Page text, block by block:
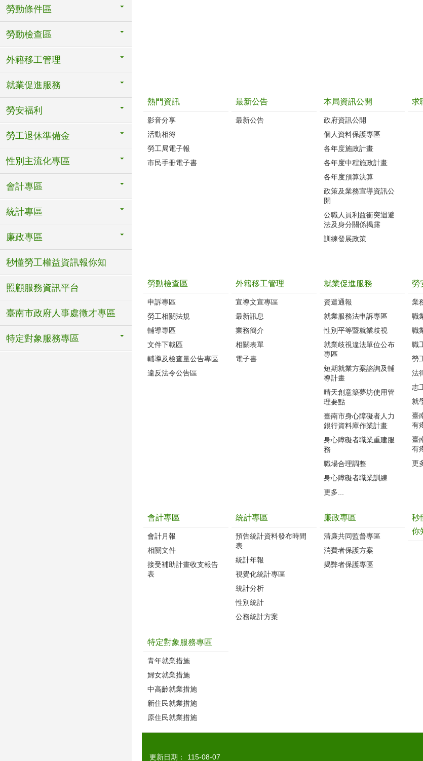
勞動條件區
勞動檢查區
外籍移工管理
就業促進服務
勞安福利
勞工退休準備金
性別主流化專區
會計專區
統計專區
廉政專區
秒懂勞工權益資訊報你知
照顧服務資訊平台
臺南市政府人事處徵才專區
特定對象服務專區
熱門資訊
影音分享
活動相簿
勞工局電子報
市民手冊電子書
最新公告
最新公告
本局資訊公開
政府資訊公開
個人資料保護專區
各年度施政計畫
各年度中程施政計畫
各年度預算決算
政策及業務宣導資訊公
開
公職人員利益衝突迴避
法及身分關係揭露
訓練發展政策
求
勞動檢查區
申訴專區
勞工相關法規
輔導專區
文件下載區
輔導及檢查量公告專區
違反法令公告區
外籍移工管理
宣導文宣專區
最新訊息
業務簡介
相關表單
電子書
就業促進服務
資遣通報
就業服務法申訴專區
性別平等暨就業歧視
就業歧視違法單位公布
專區
短期就業方案諮詢及輔
導計畫
晴天創意築夢坊使用管
理要點
臺南市身心障礙者人力
銀行資料庫作業計畫
身心障礙者職業重建服
務
職場合理調整
身心障礙者職業訓練
更多...
勞
業
職
職
職
勞
法
志
就
臺
有
臺
有
更
會計專區
會計月報
相關文件
接受補助計畫收支報告
表
統計專區
預告統計資料發布時間
表
統計年報
視覺化統計專區
統計分析
性別統計
公務統計方案
廉政專區
清廉共同監督專區
消費者保護方案
揭弊者保護專區
秒
你
特定對象服務專區
青年就業措施
婦女就業措施
中高齡就業措施
新住民就業措施
原住民就業措施
更新日期： 115-08-07